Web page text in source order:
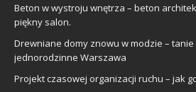
Beton w wystroju wnętrza – beton
piękny salon.
Drewniane domy znowu w modzie –
jednorodzinne Warszawa
Projekt czasowej organizacji ruchu – jak